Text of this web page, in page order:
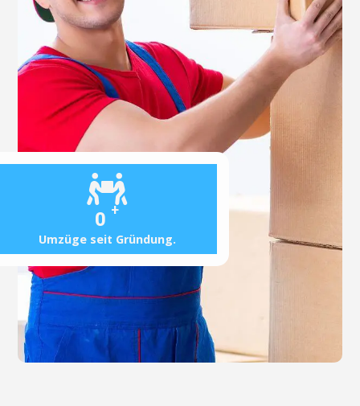
0 +
Umzüge seit Gründung.